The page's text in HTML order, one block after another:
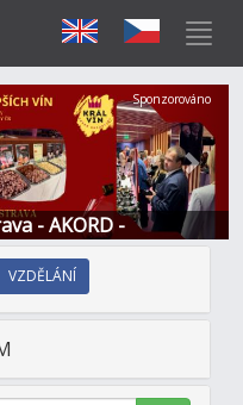
- AKORD -
Další
Sponzorováno
VZDĚLÁNÍ